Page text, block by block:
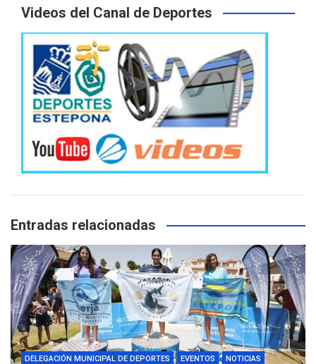
Videos del Canal de Deportes
Entradas relacionadas
DELEGACIÓN MUNICIPAL DE DEPORTES EVENTOS
NOTICIAS